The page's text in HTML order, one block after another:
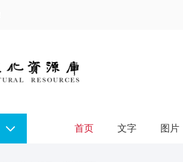
首页 文字 图片